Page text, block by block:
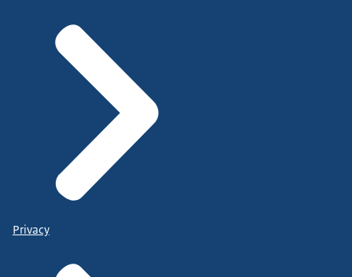
Privacy